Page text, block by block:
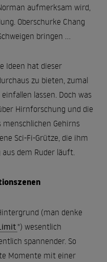
aufmerksam wird,
Oberschurke Chang
bringen ...
Ideen hat dieser
zu bieten, zumal
lassen. Doch was
Hirnforschung und die
Gehirns
Sci-Fi-Grütze, die ihm
aus dem Ruder läuft.
(man denke
") wesentlich
spannender. So
Momente mit einer